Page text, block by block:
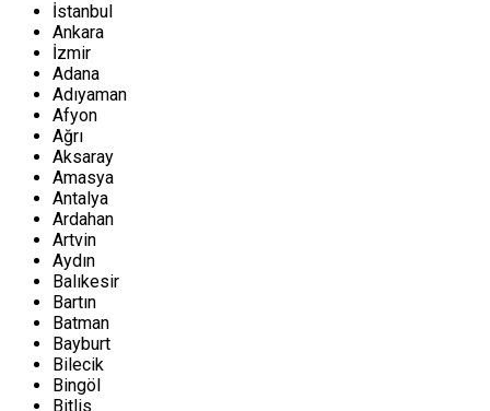
İstanbul
Ankara
İzmir
Adana
Adıyaman
Afyon
Ağrı
Aksaray
Amasya
Antalya
Ardahan
Artvin
Aydın
Balıkesir
Bartın
Batman
Bayburt
Bilecik
Bingöl
Bitlis